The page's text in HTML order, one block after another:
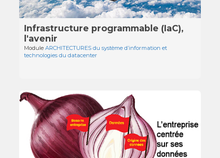
Infrastructure programmable (IaC),
l'avenir
ModuleARCHITECTURES du système d’information et
technologies du datacenter